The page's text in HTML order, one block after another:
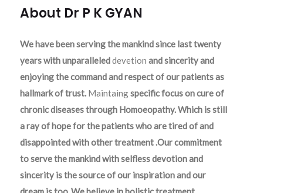
About Dr P K GYAN
We have been serving the mankind since last twenty
years with unparalleleddevetion and sincerity and
enjoying the command and respect of our patients as
hallmark of trust. Maintaingspecific focus on cure of
chronic diseases through Homoeopathy. Which is still
a ray of hope for the patients who are tired of and
disappointed with other treatment .Our commitment
to serve the mankind with selfless devotion and
sincerity is the source of our inspiration and our